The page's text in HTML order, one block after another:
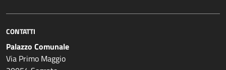
CONTATTI
Palazzo Comunale
Via Primo Maggio